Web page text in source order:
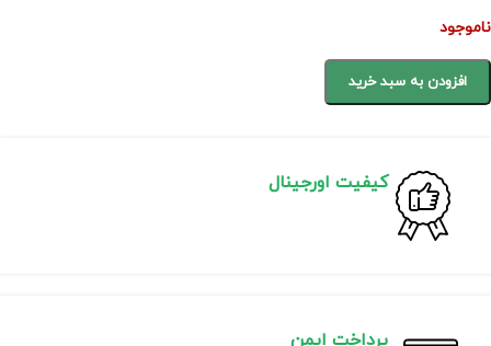
ناموجود
افزودن به سبد خرید
کیفیت اورجینال
پرداخت ایمن